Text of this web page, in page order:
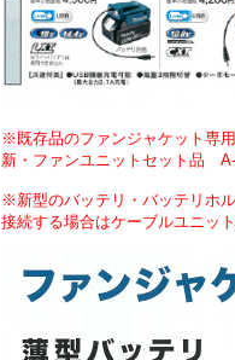
※既存品のファンジャケット専
新・ファンユニットセット品 A-
※新型のバッテリ・バッテリホ
接続する場合はケーブルユニッ